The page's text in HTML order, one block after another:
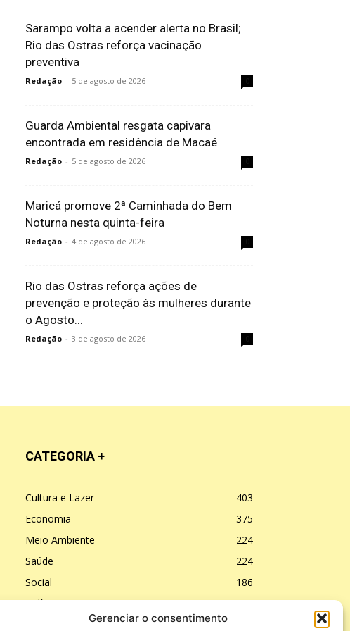
Gerenciar o consentimento
Sarampo volta a acender alerta no Brasil;
Rio das Ostras reforça vacinação
preventiva
Redação - 5 de agosto de 2026
Guarda Ambiental resgata capivara
encontrada em residência de Macaé
Redação - 5 de agosto de 2026
Maricá promove 2ª Caminhada do Bem
Noturna nesta quinta-feira
Redação - 4 de agosto de 2026
Rio das Ostras reforça ações de
prevenção e proteção às mulheres durante
o Agosto...
Redação - 3 de agosto de 2026
CATEGORIA +
Cultura e Lazer
403
Economia
375
Meio Ambiente
224
Saúde
224
Social
186
Política
177